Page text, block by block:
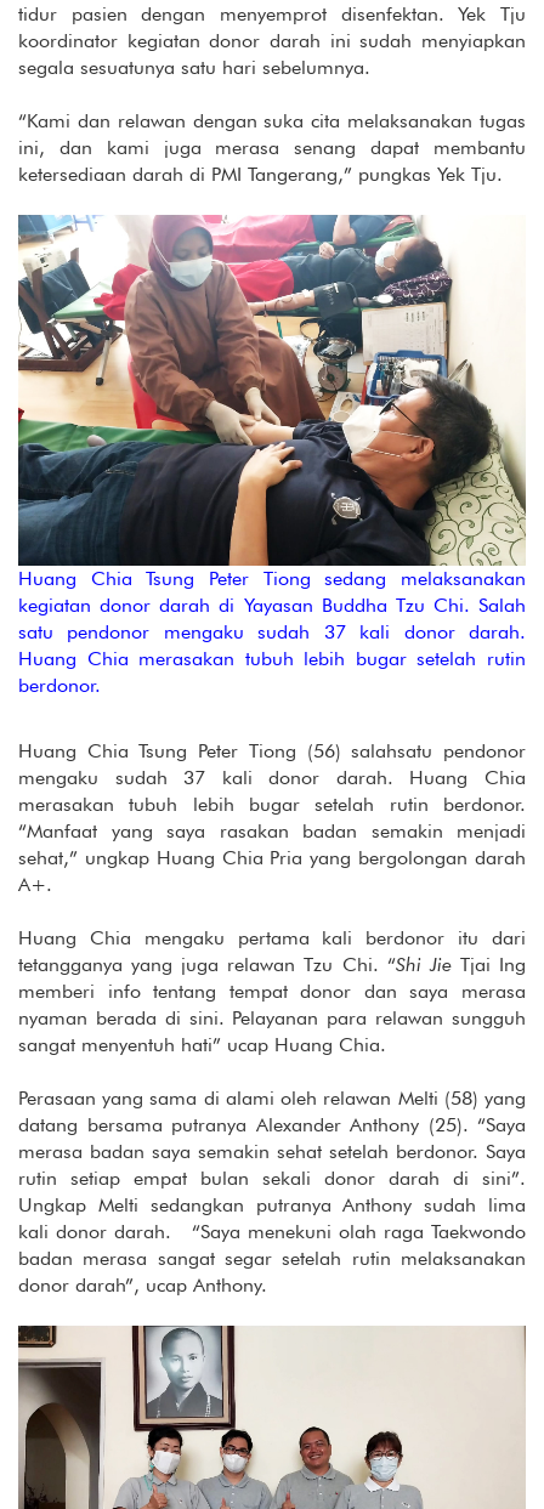
tidur pasien dengan menyemprot disenfektan. Yek Tju
koordinator kegiatan donor darah ini sudah menyiapkan
segala sesuatunya satu hari sebelumnya.
“Kami dan relawan dengan suka cita melaksanakan tugas
ini, dan kami juga merasa senang dapat membantu
ketersediaan darah di PMI Tangerang,” pungkas Yek Tju.
Huang Chia Tsung Peter Tiong sedang melaksanakan
kegiatan donor darah di Yayasan Buddha Tzu Chi. Salah
satu pendonor mengaku sudah 37 kali donor darah.
Huang Chia merasakan tubuh lebih bugar setelah rutin
berdonor.
Huang Chia Tsung Peter Tiong (56) salahsatu pendonor
mengaku sudah 37 kali donor darah. Huang Chia
merasakan tubuh lebih bugar setelah rutin berdonor.
“Manfaat yang saya rasakan badan semakin menjadi
sehat,” ungkap Huang Chia Pria yang bergolongan darah
A+.
Huang Chia mengaku pertama kali berdonor itu dari
tetangganya yang juga relawan Tzu Chi. “Shi JieTjai Ing
memberi info tentang tempat donor dan saya merasa
nyaman berada di sini. Pelayanan para relawan sungguh
sangat menyentuh hati” ucap Huang Chia.
Perasaan yang sama di alami oleh relawan Melti (58) yang
datang bersama putranya Alexander Anthony (25). “Saya
merasa badan saya semakin sehat setelah berdonor. Saya
rutin setiap empat bulan sekali donor darah di sini”.
Ungkap Melti sedangkan putranya Anthony sudah lima
kali donor darah. “Saya menekuni olah raga Taekwondo
badan merasa sangat segar setelah rutin melaksanakan
donor darah”, ucap Anthony.